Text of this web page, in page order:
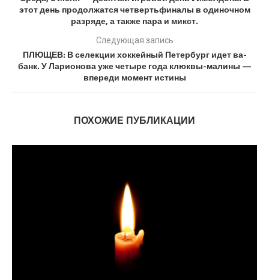
этот день продолжатся четвертьфиналы в одиночном
разряде, а также пара и микст.
Следующая запись
ПЛЮЩЕВ: В селекции хоккейный Петербург идет ва-
банк. У Ларионова уже четыре года клюквы-малины —
впереди момент истины
ПОХОЖИЕ ПУБЛИКАЦИИ